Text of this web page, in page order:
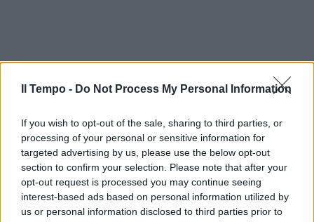
Il Tempo - Do Not Process My Personal Information
If you wish to opt-out of the sale, sharing to third parties, or
processing of your personal or sensitive information for
targeted advertising by us, please use the below opt-out
section to confirm your selection. Please note that after your
opt-out request is processed you may continue seeing
interest-based ads based on personal information utilized by
us or personal information disclosed to third parties prior to